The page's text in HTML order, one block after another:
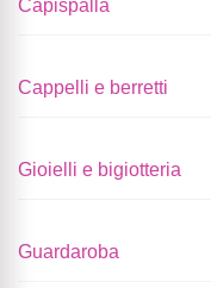
Capispalla
Cappelli e berretti
Gioielli e bigiotteria
Guardaroba